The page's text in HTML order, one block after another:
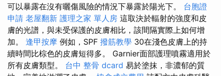
可以暴露在沒有曬傷風險的情況下暴露於陽光下。 台胞證
申請 老屋翻新 護理之家 單人房 這取決於輻射的強度和皮
膚的光譜，與未受保護的皮膚相比，該間隔實際上如何增
加。 逢甲按摩 例如，SPF 撥筋教學 30在淺色皮膚上的持
續時間比棕色的皮膚短得多。 Garnier面部護理噴霧適用於
所有皮膚類型。 台中 整骨 dcard 易於塗抹，非濃郁的質